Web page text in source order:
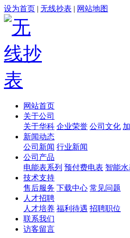
设为首页 | 无线抄表 | 网站地图
网站首页
关于公司
关于华科 企业荣誉 公司文化
新闻动态
公司新闻 行业新闻
公司产品
电能表系列 预付费电表 智能水
技术支持
售后服务 下载中心 常见问题
人才招聘
人才培养 福利待遇 招聘职位
联系我们
访客留言